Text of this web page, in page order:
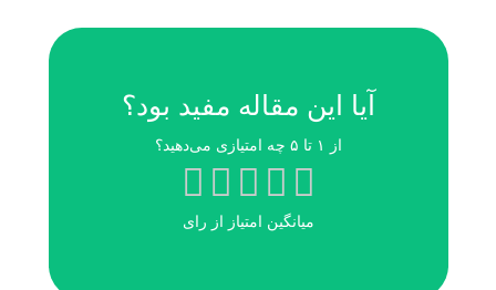
آیا این مقاله مفید بود؟
از ۱ تا ۵ چه امتیازی می‌دهید؟
میانگین امتیاز از رای